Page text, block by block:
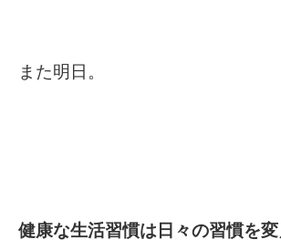
また明日。
健康な生活習慣は日々の習慣を